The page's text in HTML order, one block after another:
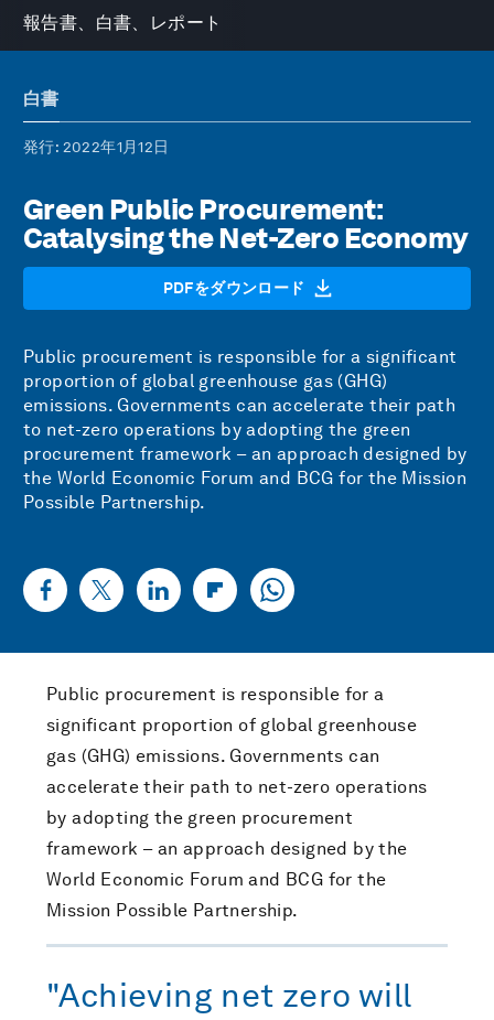
報告書、白書、レポート
白書
発行: 2022年1月12日
Green Public Procurement:
Catalysing the Net-Zero Economy
PDFをダウンロード
Public procurement is responsible for a significant
proportion of global greenhouse gas (GHG)
emissions. Governments can accelerate their path
to net-zero operations by adopting the green
procurement framework – an approach designed by
the World Economic Forum and BCG for the Mission
Possible Partnership.
Public procurement is responsible for a
significant proportion of global greenhouse
gas (GHG) emissions. Governments can
accelerate their path to net-zero operations
by adopting the green procurement
framework – an approach designed by the
World Economic Forum and BCG for the
Mission Possible Partnership.
"Achieving net zero will